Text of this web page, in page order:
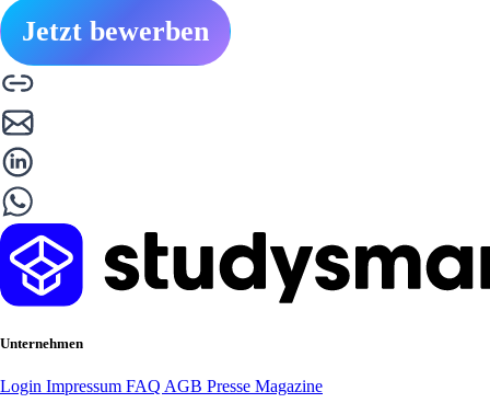
Jetzt bewerben
Unternehmen
Login Impressum FAQ AGB Presse Magazine